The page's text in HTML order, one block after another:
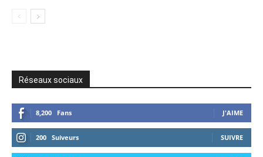
Réseaux sociaux
8,200 Fans J'AIME
200 Suiveurs SUIVRE